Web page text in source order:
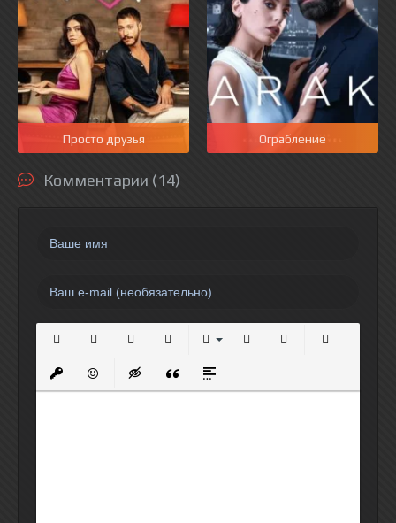
Просто друзья Ограбление
Комментарии (14)
Вставить защищенную ссылку
Вставить смайлик
Вставка скрытого текста
Вставка цитаты
Вставка спойлера